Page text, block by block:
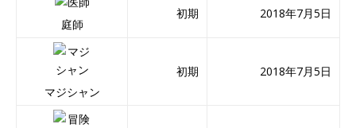
庭師
初期 2018年7月5日
マジシャン
初期 2018年7月5日